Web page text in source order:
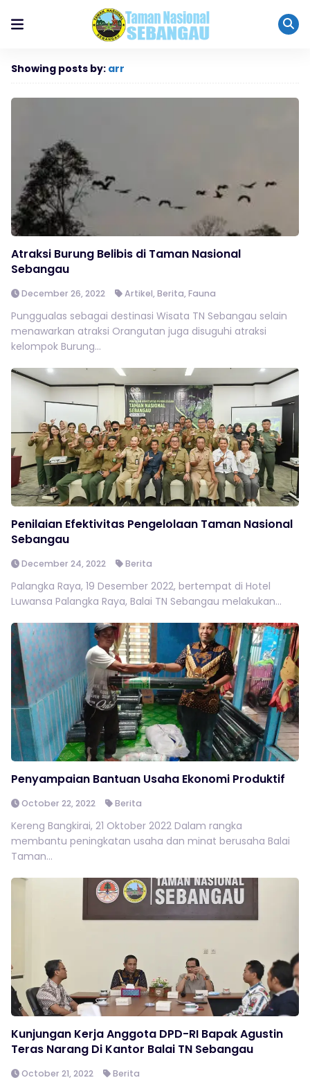
Showing posts by: arr
Atraksi Burung Belibis di Taman Nasional
Sebangau
December 26, 2022 Artikel,Berita,Fauna
Punggualas sebagai destinasi Wisata TN Sebangau selain
menawarkan atraksi Orangutan juga disuguhi atraksi
kelompok Burung...
Penilaian Efektivitas Pengelolaan Taman Nasional
Sebangau
December 24, 2022 Berita
Palangka Raya, 19 Desember 2022, bertempat di Hotel
Luwansa Palangka Raya, Balai TN Sebangau melakukan...
Penyampaian Bantuan Usaha Ekonomi Produktif
October 22, 2022 Berita
Kereng Bangkirai, 21 Oktober 2022 Dalam rangka
membantu peningkatan usaha dan minat berusaha Balai
Taman...
Kunjungan Kerja Anggota DPD-RI Bapak Agustin
Teras Narang Di Kantor Balai TN Sebangau
October 21, 2022 Berita